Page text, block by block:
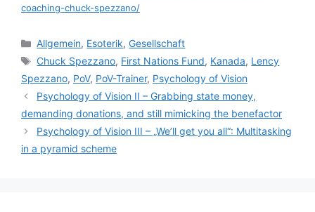
coaching-chuck-spezzano/
Kategorien
Allgemein, Esoterik,Gesellschaft
Schlagwörter
Chuck Spezzano, First Nations Fund, Kanada, Lency
Spezzano, PoV, PoV-Trainer, Psychology of Vision
Psychology of Vision II – Grabbing state money,
demanding donations, and still mimicking the benefactor
Psychology of Vision III – „We’ll get you all“: Multitasking
in a pyramid scheme